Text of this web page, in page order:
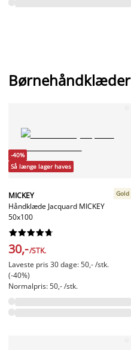
Børnehåndklæder
-40%
Så længe lager haves
MICKEY
Håndklæde Jacquard MICKEY
50x100
Gold






30,-/STK.
Laveste pris 30 dage: 50,- /stk.
(-40%)
Normalpris: 50,- /stk.